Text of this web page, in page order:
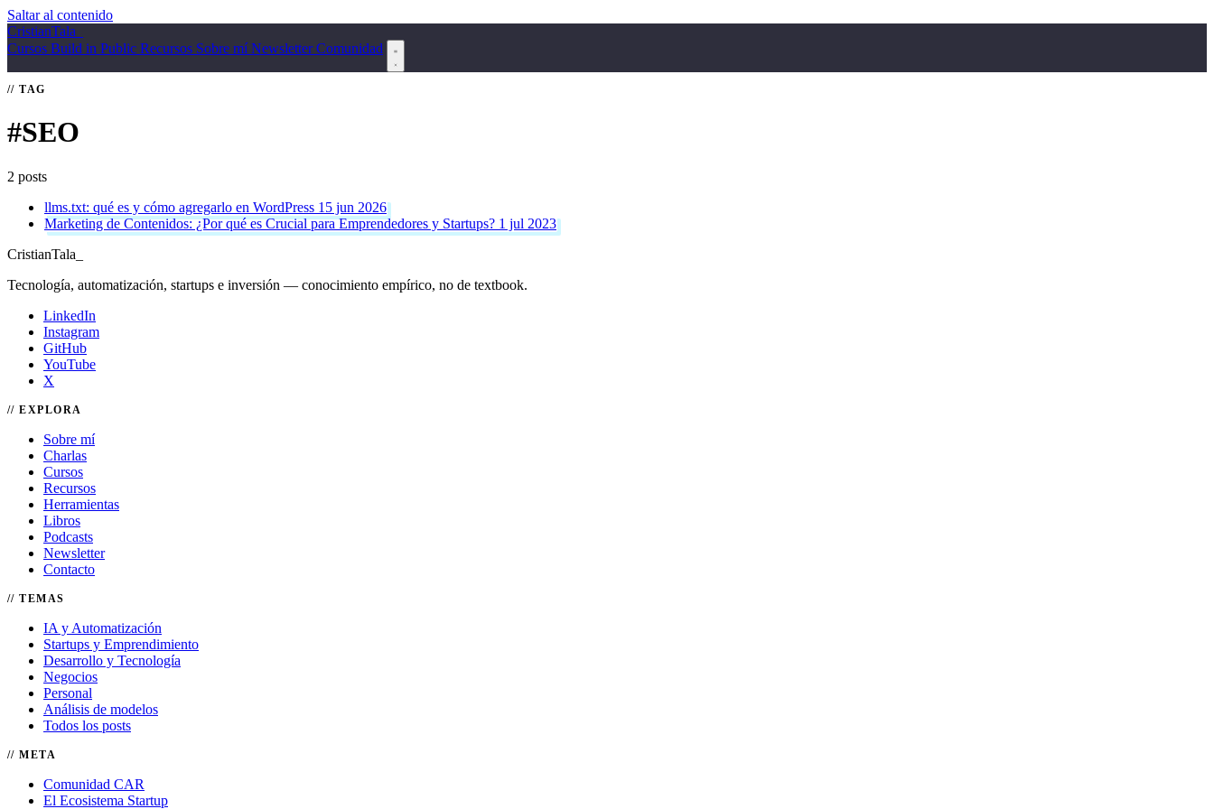
Saltar al contenido
CristianTala
Cursos Build in Public Recursos Sobre míNewsletterComunidad
TAG
#SEO
2 posts
llms.txt: qué es y cómo agregarlo en WordPress 15 jun 2026
Marketing de Contenidos: ¿Por qué es Crucial para Emprendedores y Startups? 1 jul 2023
CristianTala
Tecnología, automatización, startups e inversión — conocimiento empírico, no de textbook.
LinkedIn
Instagram
GitHub
YouTube
X
EXPLORA
Sobre mí
Charlas
Cursos
Recursos
Herramientas
Libros
Podcasts
Newsletter
Contacto
TEMAS
IA y Automatización
Startups y Emprendimiento
Desarrollo y Tecnología
Negocios
Personal
Análisis de modelos
Todos los posts
META
Comunidad CAR
El Ecosistema Startup